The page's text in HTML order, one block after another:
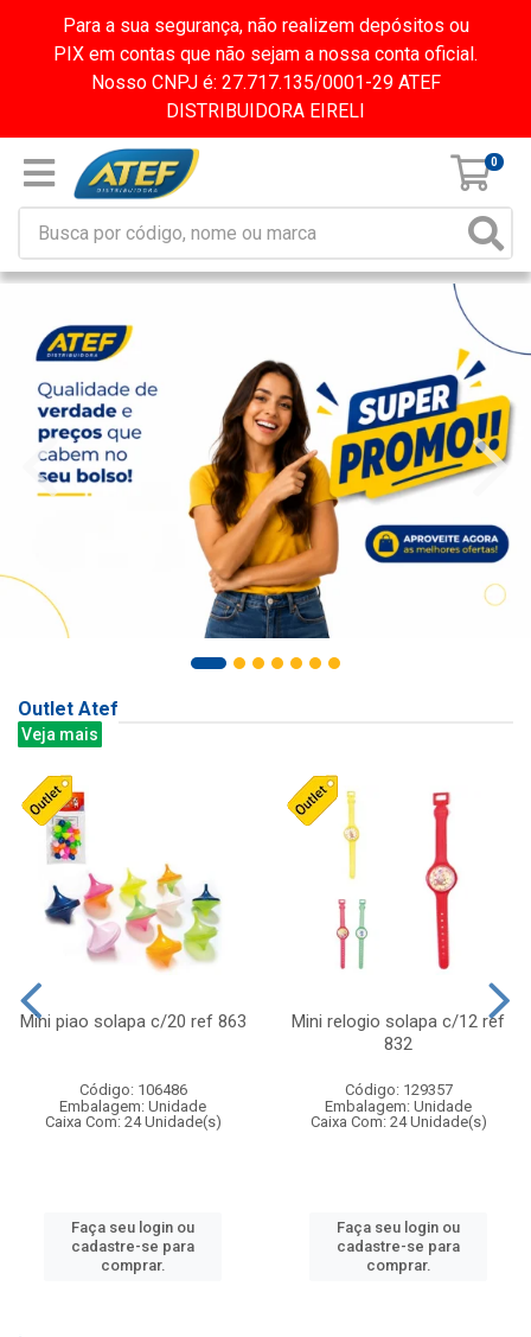
Para a sua segurança, não realizem depósitos ou
PIX em contas que não sejam a nossa conta oficial.
Nosso CNPJ é: 27.717.135/0001-29 ATEF
DISTRIBUIDORA EIRELI
0
Outlet Atef
Veja mais
Mini piao solapa c/20 ref 863
Código: 106486
Embalagem: Unidade
Caixa Com: 24 Unidade(s)
Faça seu login ou
cadastre-se para
comprar.
Mini relogio solapa c/12 ref
832
Código: 129357
Embalagem: Unidade
Caixa Com: 24 Unidade(s)
Faça seu login ou
cadastre-se para
comprar.